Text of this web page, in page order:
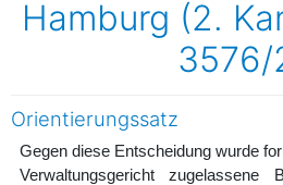
Hamburg (2.
3576/
Orientierungssatz
Gegen diese Entscheidung wurde
Verwaltungsgericht